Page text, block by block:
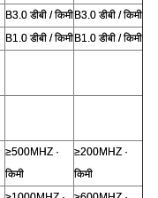
B3.0 डीबी / किमी B3.0 डीबी / किमी
B1.0 डीबी / किमी B1.0 डीबी / किमी
≥500MHZ ·
किमी
≥200MHZ ·
किमी